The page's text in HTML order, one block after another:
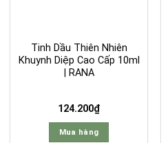
Tinh Dầu Thiên Nhiên
Khuynh Diệp Cao Cấp 10ml
| RANA
124.200₫
Mua hàng